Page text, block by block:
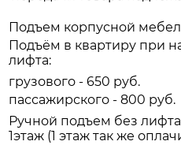
Подъем корпусной
Подъём в квартиру при
лифта:
грузового - 650 руб.
пассажирского - 800 руб.
Ручной подъем без
1этаж (1 этаж так же